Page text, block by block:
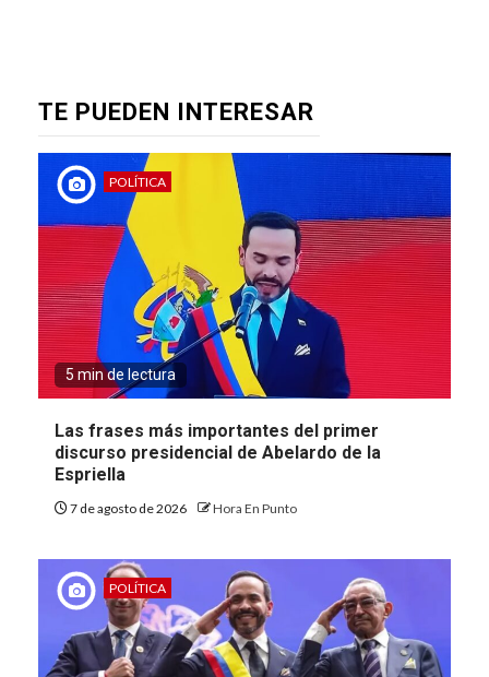
TE PUEDEN INTERESAR
POLÍTICA
5 min de lectura
Las frases más importantes del primer
discurso presidencial de Abelardo de la
Espriella
7 de agosto de 2026 Hora En Punto
POLÍTICA